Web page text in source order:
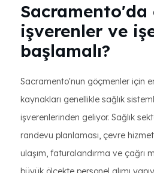
Sacramento'da
işverenler ve
başlamalı?
Sacramento'nun göçmenler için
kaynakları genellikle sağlık
işverenlerinden geliyor. Sağlık
randevu planlaması, çevre
ulaşım, faturalandırma ve çağrı